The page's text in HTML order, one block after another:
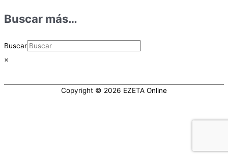
Buscar más…
Buscar
×
Copyright © 2026 EZETA Online